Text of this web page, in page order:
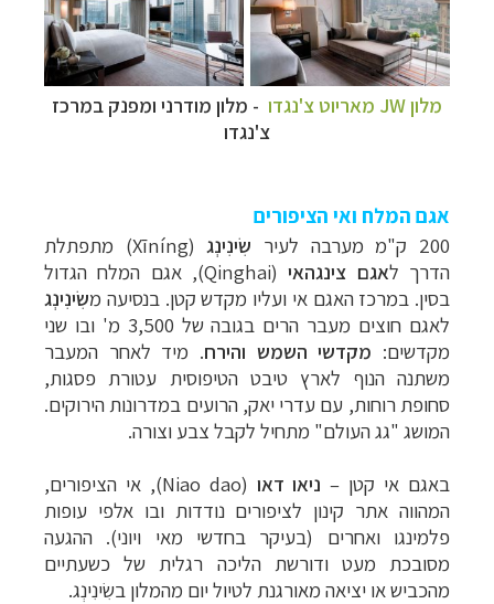
מלון JW מאריוט צ'נגדו
- מלון מודרני ומפנק במרכז
צ'נגדו
אגם המלח ואי הציפורים
200 ק"מ מערבה לעיר שִׂינִינְג(
Xīníng
) מתפתלת
הדרך לאגם צינגהאי (Qinghai), אג ם המלח הגדול
בסין. במרכז האגם אי ועליו מקדש קטן. בנסיעה משִׂינִינְג
לאגם חוצים מעבר הרים בגובה של ,500 מ'ובו שני
מקדשים: מקדשי השמש והירח. מיד לאחר המעבר
משתנה הנוף לארץ טיבט הטיפוסית עטורת פסגות,
סחופת רוחות, עם עדרי יאק, הרועים במדרונות הירוקים.
המושג "גג העולם" מתחיל לקבל צבע וצורה.
באגם אי קטן – ניאו דאו (Niao dao)
, אי הציפורים,
המהווה אתר קינון לציפורים נודדות ובו אלפי עופות
פלמינגו ואחרים (בעיקר בחדשי מאי ויוני). ההגעה
מסובכת
מעט ודורשת הליכה רגלית של כשעתיים
מהכביש או יציאה מאורגנת לטיוליום מהמלון בשִׂינִינְג.